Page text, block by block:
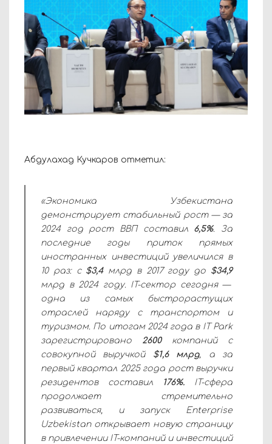
Абдулахад Кучкаров отметил:
«Экономика Узбекистана
демонстрирует стабильный рост — за
2024 год рост ВВП составил 6,5%. За
последние годы приток прямых
иностранных инвестиций увеличился в
10 раз: с $3,4млрд в 2017 году до $34,9
млрд в 2024 году. IT-сектор сегодня —
одна из самых быстрорастущих
отраслей наряду с транспортом и
туризмом. По итогам 2024 года в IT Park
зарегистрировано 2600компаний с
совокупной выручкой $1,6 млрд, а за
первый квартал 2025 года рост выручки
резидентов составил
176%. IT-сфера
продолжает стремительно
развиваться, и запуск Enterprise
Uzbekistan открывает новую страницу
в привлечении IT-компаний и инвестиций